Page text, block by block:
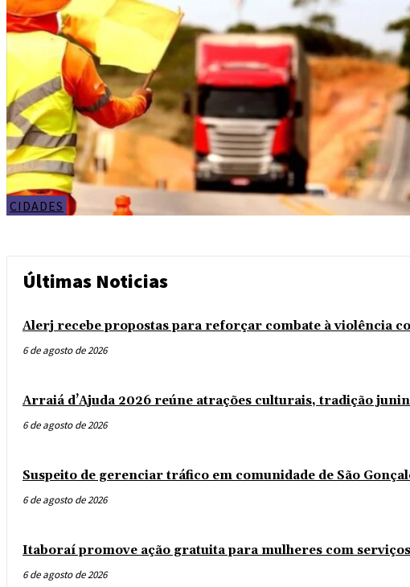
CIDADES
Últimas Noticias
Alerj recebe propostas para reforçar combate à violência
6 de agosto de 2026
Arraiá d’Ajuda 2026 reúne atrações culturais, tradição
6 de agosto de 2026
Suspeito de gerenciar tráfico em comunidade de São
6 de agosto de 2026
Itaboraí promove ação gratuita para mulheres com
6 de agosto de 2026